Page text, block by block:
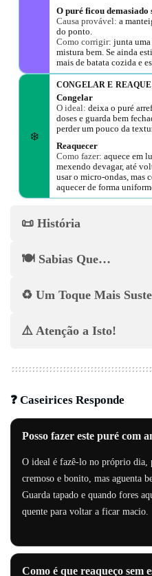
O puré ficou demasiado
Causa provável: a
do ponto.
Como corrigir: junta uma
mistura bem. Se ainda
mais de batata cozida e
❄️
CONGELAR E
Congelar
O ideal: deixa o puré
doses e guarda bem
perder um pouco da
Reaquecer
Como fazer: aquece em
mexendo devagar, até
usar o micro-ondas, mas
aquecer de forma
📜 História
🍽️ Sabias Que…
♻️ Um Toque Mais
⚠️ Atenção a Isto!
❓ Caseirices Responde
Posso fazer este puré com
O ideal é fazê-lo no próprio dia,
cremoso e bonito, mas aguenta
Guarda tapado e quando fores
quente para voltar a ficar macio.
Como é que reaqueço sem